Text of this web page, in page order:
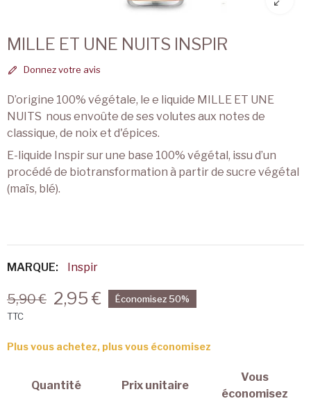
MILLE ET UNE NUITS INSPIR
Donnez votre avis
D’origine 100% végétale, le e liquide MILLE ET UNE
NUITS nous envoûte de ses volutes aux notes de
classique, de noix et d'épices.
E-liquide Inspir sur une base 100% végétal, issu d’un
procédé de biotransformation à partir de sucre végétal
(maïs, blé).
MARQUE: Inspir
5,90 € 2,95 €
Économisez 50%
TTC
Plus vous achetez, plus vous économisez
Quantité Prix unitaire
Vous
économisez